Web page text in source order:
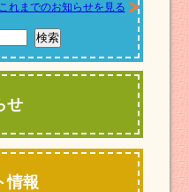
これまでのお知らせを見る
せ
情報